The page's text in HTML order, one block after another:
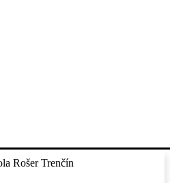
Rošer Trenčín